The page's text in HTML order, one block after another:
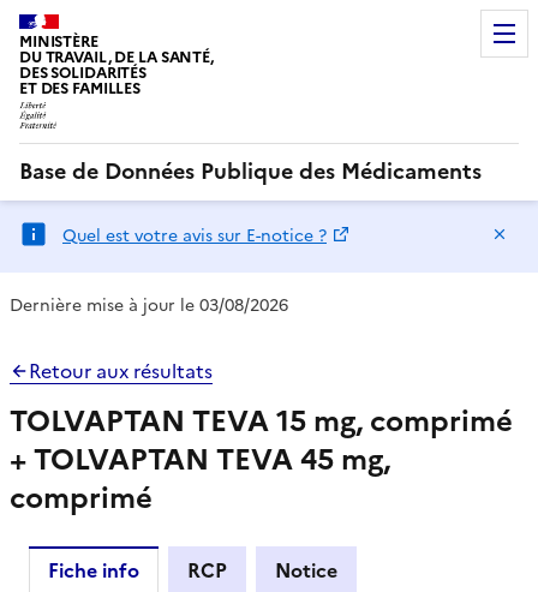
MINISTÈRE
DU TRAVAIL, DE LA SANTÉ,
DES SOLIDARITÉS
ET DES FAMILLES
Base de Données Publique des Médicaments
Quel est votre avis sur E-notice ?
Dernière mise à jour le 03/08/2026
Retour aux résultats
TOLVAPTAN TEVA 15 mg, comprimé
+ TOLVAPTAN TEVA 45 mg,
comprimé
Fiche info RCP Notice